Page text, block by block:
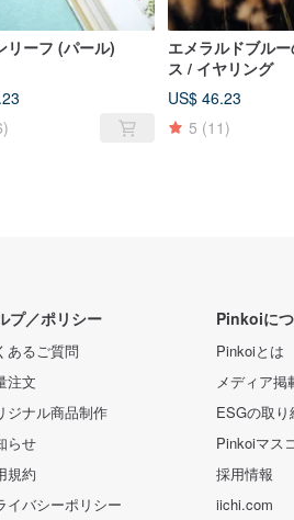
リーフ (パール)
エメラルドブル
ス / イヤリング
US$ 46.23
5 (11)
プ／ポリシー
あるご質問
注文
ジナル商品制作
らせ
規約
イバシーポリシー
Pinkoiに
Pinkoiとは
メディア掲
ESGの取り
Pinkoiマス
採用情報
iichi.com